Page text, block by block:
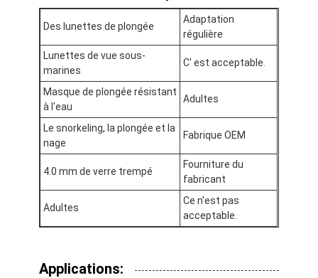
À propos de nous
Visite de l'usine
Contrôle de la qualité
Nous contacter
Nouvelles
Les affaires
Kit de plongée pour enfants
Des lunettes de plongée
Adaptation
régulière
Lunettes de vue sous-
marines
C' est acceptable.
Masque de plongée résistant
à l'eau
Adultes
Le snorkeling, la plongée et la
nage
Fabrique OEM
4.0 mm de verre trempé
Fourniture du
fabricant
Adultes
Ce n'est pas
acceptable.
Applications: